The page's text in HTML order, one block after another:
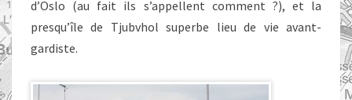
d’Oslo (au fait ils s’appellent comment ?), et la
presqu’île de Tjubvhol superbe lieu de vie avant-
gardiste.